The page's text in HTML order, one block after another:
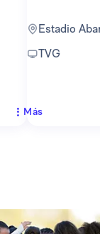
Estadio
TVG
Más